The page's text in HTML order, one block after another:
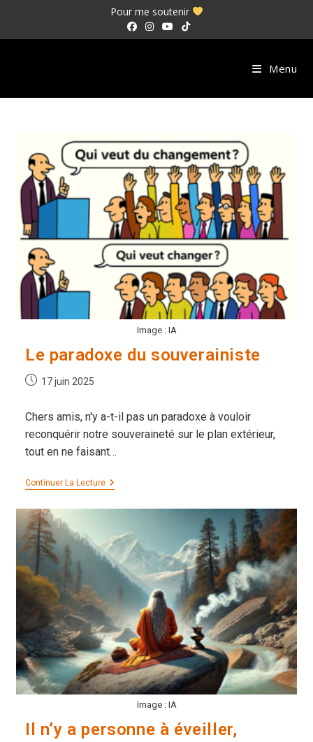
Pour me soutenir
Menu
Image : IA
Le paradoxe du souverainiste
Publication
17 juin 2025
Chers amis, n'y a-t-il pas un paradoxe à vouloir
reconquérir notre souveraineté sur le plan extérieur,
tout en ne faisant…
Continuer La LectureLe
Image : IA
Il n’y a personne à éveiller,